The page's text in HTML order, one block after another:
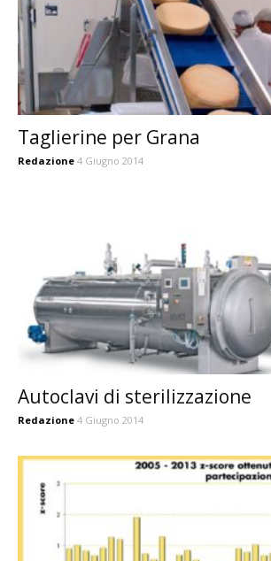
Taglierine per Grana
Redazione 4 Giugno 2014
Autoclavi di sterilizzazione
Redazione 4 Giugno 2014